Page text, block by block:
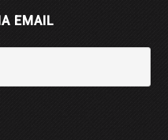
EMAIL